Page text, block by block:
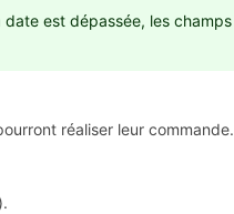
est dépassée, les champs
réaliser leur commande.